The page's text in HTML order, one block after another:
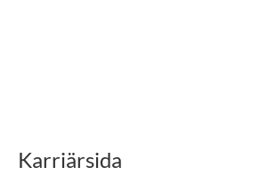
Karriärsida